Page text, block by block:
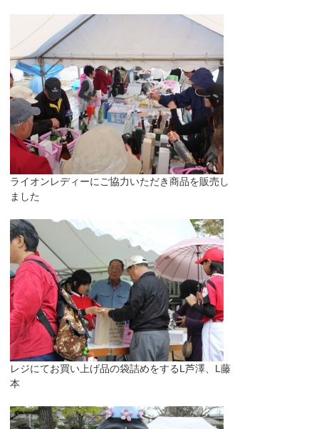
ライオンレディーにご協力いただき商品を販売し
ました
レジにてお買い上げ品の袋詰めをするL芦澤、L藤
本